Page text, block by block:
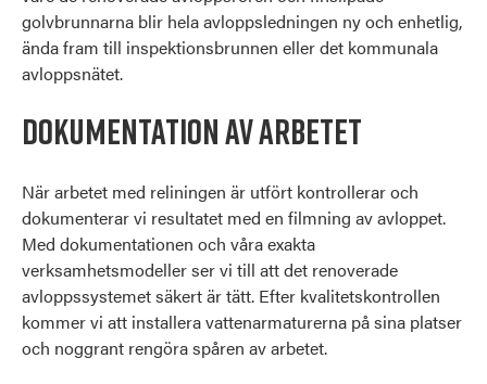
golvbrunnarna blir hela avloppsledningen ny och enhetlig,
ända fram till inspektionsbrunnen eller det kommunala
avloppsnätet.
Dokumentation av arbetet
När arbetet med reliningen är utfört kontrollerar och
dokumenterar vi resultatet med en filmning av avloppet.
Med dokumentationen och våra exakta
verksamhetsmodeller ser vi till att det renoverade
avloppssystemet säkert är tätt. Efter kvalitetskontrollen
kommer vi att installera vattenarmaturerna på sina platser
och noggrant rengöra spåren av arbetet.